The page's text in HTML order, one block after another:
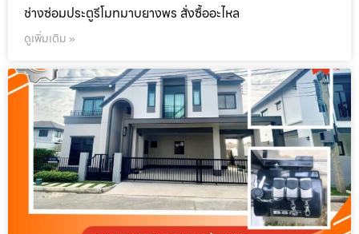
ช่างซ่อมประตูรีโมทมาบยางพร สั่งซื้ออะไหล
ดูเพิ่มเติม »